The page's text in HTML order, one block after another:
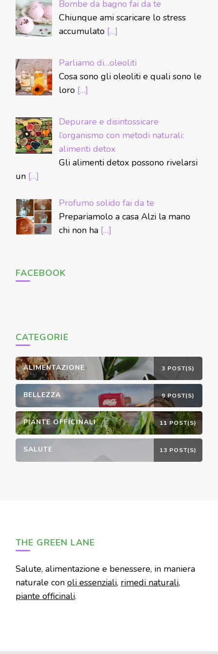
Bombe da bagno fai da te
Chiunque ami scaricare lo stress
accumulato […]
Parliamo di…oleoliti
Cosa sono gli oleoliti e quali sono le
loro […]
Depurare e disintossicare
l’organismo con metodi naturali:
alimenti detox
Gli alimenti detox possono rivelarsi
un […]
Profumo solido fai da te
Prepariamolo a casa Alzi la mano
chi non ha […]
FACEBOOK
CATEGORIE
ALIMENTAZIONE 3 POST(S)
BELLEZZA 9 POST(S)
PIANTE OFFICINALI 11 POST(S)
SALUTE 13 POST(S)
THE GREEN LANE
Salute, alimentazione e benessere, in maniera
naturale con oli essenziali, rimedi naturali,
piante officinali.